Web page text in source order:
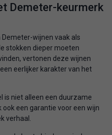
Demeter-keurmerk
Demeter-wijnen vaak als
stokken dieper moeten
vertonen deze wijnen
eerlijker karakter van het
is niet alleen een duurzame
een garantie voor een wijn
verhaal.